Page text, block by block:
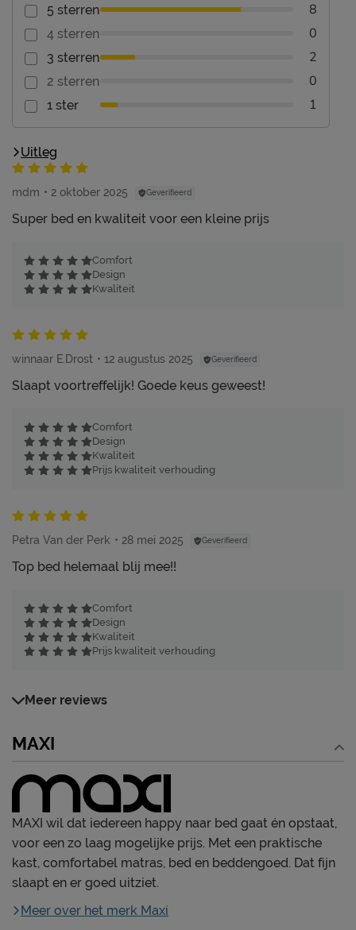
5 sterren 8
4 sterren 0
3 sterren 2
2 sterren 0
1 ster 1
Uitleg
mdm 2 oktober 2025 Geverifieerd
Super bed en kwaliteit voor een kleine prijs
Comfort
Design
Kwaliteit
winnaar E.Drost 12 augustus 2025 Geverifieerd
Slaapt voortreffelijk! Goede keus geweest!
Comfort
Design
Kwaliteit
Prijs kwaliteit verhouding
Petra Van der Perk 28 mei 2025 Geverifieerd
Top bed helemaal blij mee!!
Comfort
Design
Kwaliteit
Prijs kwaliteit verhouding
Meer reviews
MAXI
MAXI wil dat iedereen happy naar bed gaat én opstaat,
voor een zo laag mogelijke prijs. Met een praktische
kast, comfortabel matras, bed en beddengoed. Dat fijn
slaapt en er goed uitziet.
Meer over het merk Maxi